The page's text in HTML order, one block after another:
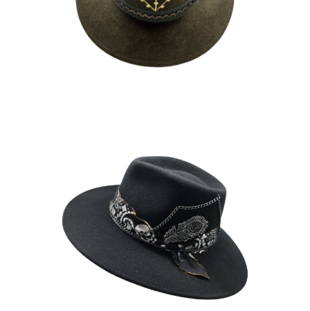
170€
LENNY
165€